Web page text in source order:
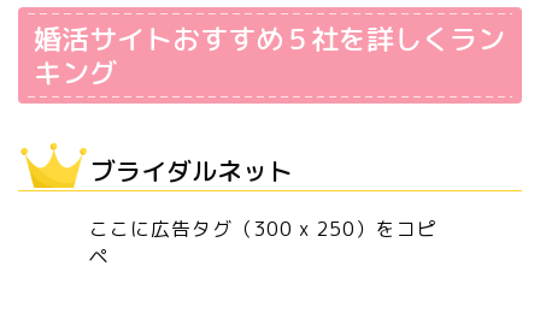
婚活サイトおすすめ５社を詳しくラン
キング
ブライダルネット
ここに広告タグ（300 x 250）をコピ
ペ